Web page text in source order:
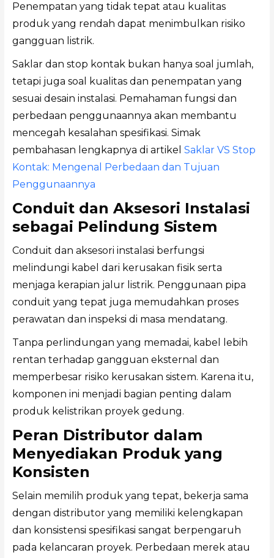
Penempatan yang tidak tepat atau kualitas
produk yang rendah dapat menimbulkan risiko
gangguan listrik.
Saklar dan stop kontak bukan hanya soal jumlah,
tetapi juga soal kualitas dan penempatan yang
sesuai desain instalasi. Pemahaman fungsi dan
perbedaan penggunaannya akan membantu
mencegah kesalahan spesifikasi. Simak
pembahasan lengkapnya di artikel Saklar VS Stop
Kontak: Mengenal Perbedaan dan Tujuan
Penggunaannya
Conduit dan Aksesori Instalasi
sebagai Pelindung Sistem
Conduit dan aksesori instalasi berfungsi
melindungi kabel dari kerusakan fisik serta
menjaga kerapian jalur listrik. Penggunaan pipa
conduit yang tepat juga memudahkan proses
perawatan dan inspeksi di masa mendatang.
Tanpa perlindungan yang memadai, kabel lebih
rentan terhadap gangguan eksternal dan
memperbesar risiko kerusakan sistem. Karena itu,
komponen ini menjadi bagian penting dalam
produk kelistrikan proyek gedung.
Peran Distributor dalam
Menyediakan Produk yang
Konsisten
Selain memilih produk yang tepat, bekerja sama
dengan distributor yang memiliki kelengkapan
dan konsistensi spesifikasi sangat berpengaruh
pada kelancaran proyek. Perbedaan merek atau